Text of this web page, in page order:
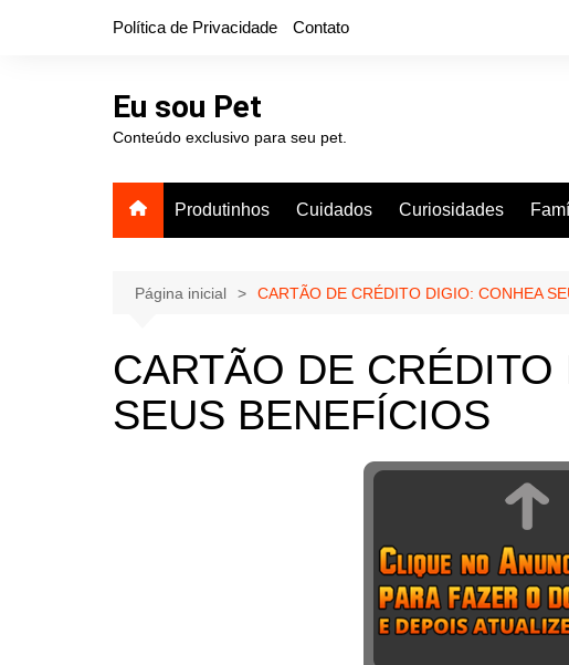
Política de Privacidade Contato
Eu sou Pet
Conteúdo exclusivo para seu pet.
Produtinhos Cuidados Curiosidades
Página inicial CARTÃO DE CRÉDITO DIGIO: CONHEA
CARTÃO DE
SEUS BENEFÍCIOS